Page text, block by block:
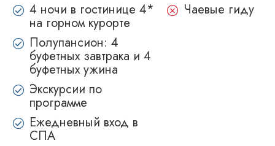
4 ночи в гостинице 4*
на горном курорте
Полупансион: 4
буфетных завтрака и 4
буфетных ужина
Экскурсии по
программе
Ежедневный вход в
СПА
Чаевые гиду